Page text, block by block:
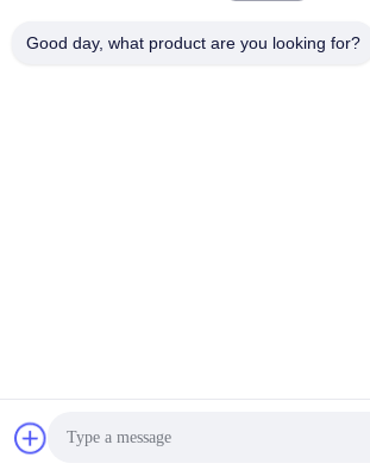
Good day, what product are you looking for?